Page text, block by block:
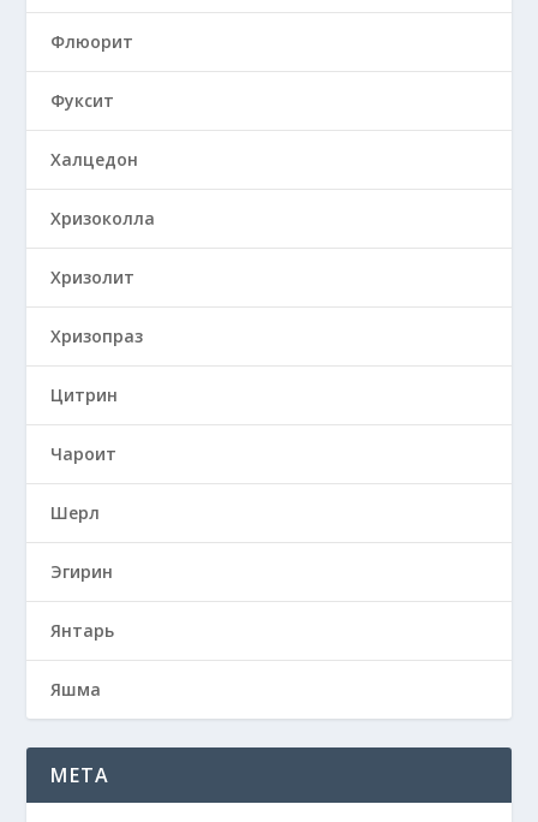
Флюорит
Фуксит
Халцедон
Хризоколла
Хризолит
Хризопраз
Цитрин
Чароит
Шерл
Эгирин
Янтарь
Яшма
META